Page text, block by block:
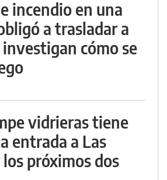
incendio en una
a trasladar a
investigan cómo se
vidrieras tiene
entrada a Las
próximos dos